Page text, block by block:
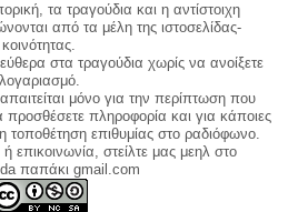
τα τραγούδια και η αντίστοιχη
από τα μέλη της ιστοσελίδας-
κοινότητας.
στα τραγούδια χωρίς να ανοίξετε
λογαριασμό.
μόνο για την περίπτωση που
πληροφορία και για κάποιες
τοποθέτηση επιθυμίας στο ραδιόφωνο.
επικοινωνία, στείλτε μας μεηλ στο
παπάκι gmail.com